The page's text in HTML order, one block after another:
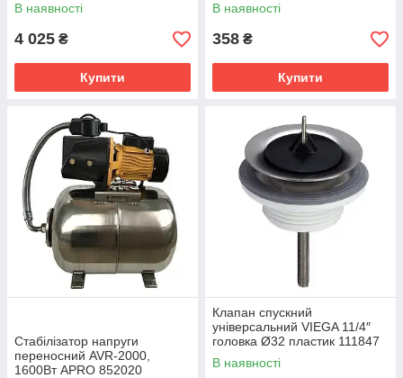
В наявності
4 025 ₴
Купити
В наявності
358 ₴
Купити
Стабілізатор напруги
переносний AVR-2000,
1600Вт APRO 852020
Клапан спускний
унiверсальний VIEGA 11/4″
головка Ø32 пластик 111847
В наявності